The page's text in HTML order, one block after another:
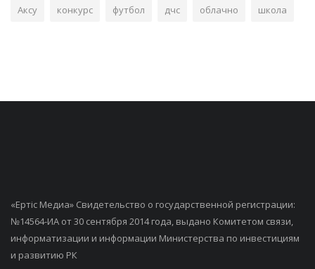
Аксу конкурс футбол дчс облачно школа
«Ертiс Медиа» Свидетельство о государственной регистрации:
№14564-ИА от 30 сентября 2014 года, выдано Комитетом связи,
информатизации и информации Министерства по инвестициям
и развитию РК